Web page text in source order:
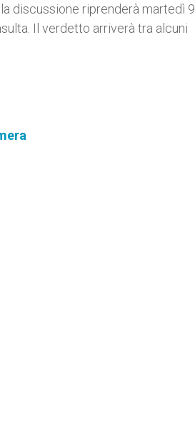
discussione riprenderà martedì 9
Il verdetto arriverà tra alcuni